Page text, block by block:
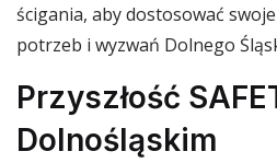
ścigania, aby dostosować
potrzeb i wyzwań Dolnego
Przyszłość
Dolnośląskim